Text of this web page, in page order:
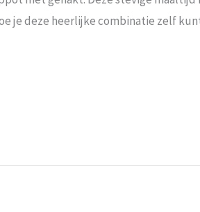
je deze⁢ heerlijke ​combinatie zelf